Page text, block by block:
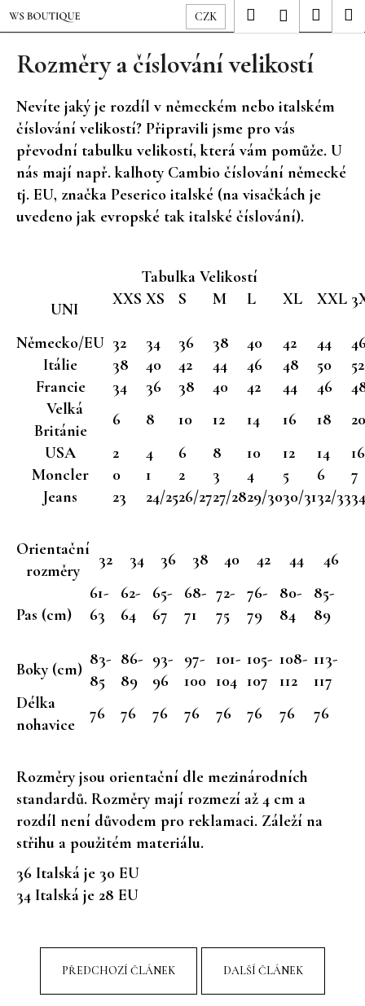
Přejít
na
obsah
CZK Hledat Přihlášení
Rozměry a číslování velikostí
Nevíte jaký je rozdíl v německém nebo italském
číslování velikostí? Připravili jsme pro vás
převodní tabulku velikostí, která vám pomůže. U
nás mají např. kalhoty Cambio číslování německé
tj. EU, značka Peserico italské (na visačkách je
uvedeno jak evropské tak italské číslování).
Tabulka Velikostí
UNI
XXS XS S M L XL XXL
Německo/EU 32 34 36 38 40 42 44
Itálie
38 40 42 44 46 48 50
52
Francie
34 36 38 40 42 44 46
Velká
Británie
6 8 10 12 14 16 18
20
USA
2 4 6 8 10 12 14
16
Moncler
0 1 2 3 4 5 6
7
Jeans
23 24/2526/2727/2829/3030/3132/3334
Orientační
rozměry
32 34 36 38 40 42 44 46
Pas (cm)
61-
63
62-
64
65-
67
68-
71
72-
75
76-
79
80-
84
85-
89
Boky (cm)
83-
85
86-
89
93-
96
97-
100
101-
104
105-
107
108-
112
113-
117
Délka
nohavice
76 76 76 76 76 76 76 76
Rozměry jsou orientační dle mezinárodních
standardů. Rozměry mají rozmezí až 4 cm a
rozdíl není důvodem pro reklamaci. Záleží na
střihu a použitém materiálu.
36 Italská je 30 EU
34 Italská je 28 EU
PŘEDCHOZÍ ČLÁNEK DALŠÍ ČLÁNEK
K
o
o
p
o
t
ř
e
e
HLEDAT
p
r
u
j
e
m